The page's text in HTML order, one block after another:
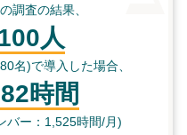
調査の結果、
人
名)で導入した場合、
時間
バー：1,525時間/月)